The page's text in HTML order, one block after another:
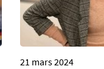
21 mars 2024